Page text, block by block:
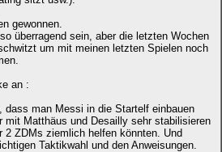
gewonnen.
überragend sein, aber die letzten Wochen
um mit meinen letzten Spielen noch
an :
dass man Messi in die Startelf einbauen
mit Matthäus und Desailly sehr stabilisieren
2 ZDMs ziemlich helfen könnten. Und
Taktikwahl und den Anweisungen.